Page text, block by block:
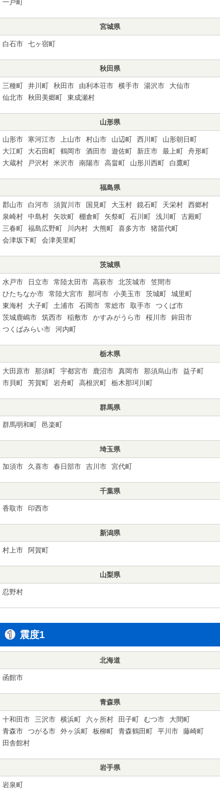
一戸町
宮城県
白石市 七ヶ宿町
秋田県
三種町 井川町 秋田市 由利本荘市 横手市 湯沢市
大仙市
仙北市
秋田美郷町 東成瀬村
山形県
山形市 寒河江市 上山市 村山市 山辺町 西川町
山形朝日町
大江町
大石田町 鶴岡市 酒田市 遊佐町 新庄市 最上町
舟形町
大蔵村
戸沢村 米沢市 南陽市 高畠町 山形川西町 白鷹町
福島県
郡山市 白河市 須賀川市 国見町 大玉村 鏡石町 天栄村
西郷村
泉崎村
中島村 矢吹町 棚倉町 矢祭町 石川町 浅川町
古殿町
三春町
福島広野町 川内村 大熊町 喜多方市
猪苗代町
会津坂下町
会津美里町
茨城県
水戸市 日立市 常陸太田市 高萩市 北茨城市
笠間市
ひたちなか市
常陸大宮市 那珂市 小美玉市 茨城町
城里町
東海村
大子町 土浦市 石岡市 常総市 取手市
つくば市
茨城鹿嶋市
筑西市 稲敷市 かすみがうら市 桜川市
鉾田市
つくばみらい市
河内町
栃木県
大田原市 那須町 宇都宮市 鹿沼市 真岡市 那須烏山市
益子町
市貝町
芳賀町 岩舟町 高根沢町 栃木那珂川町
群馬県
群馬明和町 邑楽町
埼玉県
加須市 久喜市 春日部市 吉川市 宮代町
千葉県
香取市 印西市
新潟県
村上市 阿賀町
山梨県
忍野村
震度1
北海道
函館市
青森県
十和田市 三沢市 横浜町 六ヶ所村 田子町 むつ市
大間町
青森市
つがる市 外ヶ浜町 板柳町 青森鶴田町 平川市
藤崎町
田舎館村
岩手県
岩泉町